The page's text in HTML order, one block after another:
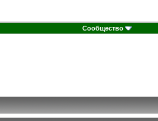
Сообщество